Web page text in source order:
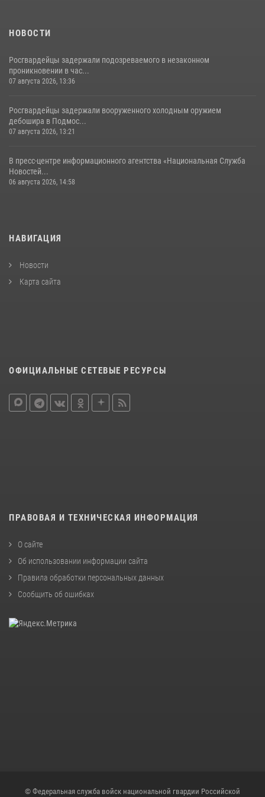
НОВОСТИ
Росгвардейцы задержали подозреваемого в незаконном
проникновении в час...
07 августа 2026, 13:36
Росгвардейцы задержали вооруженного холодным оружием
дебошира в Подмос...
07 августа 2026, 13:21
В пресс-центре информационного агентства «Национальная Служба
Новостей...
06 августа 2026, 14:58
НАВИГАЦИЯ
Новости
Карта сайта
ОФИЦИАЛЬНЫЕ СЕТЕВЫЕ РЕСУРСЫ
ПРАВОВАЯ И ТЕХНИЧЕСКАЯ ИНФОРМАЦИЯ
О сайте
Об использовании информации сайта
Правила обработки персональных данных
Сообщить об ошибках
© Федеральная служба войск национальной гвардии Российской